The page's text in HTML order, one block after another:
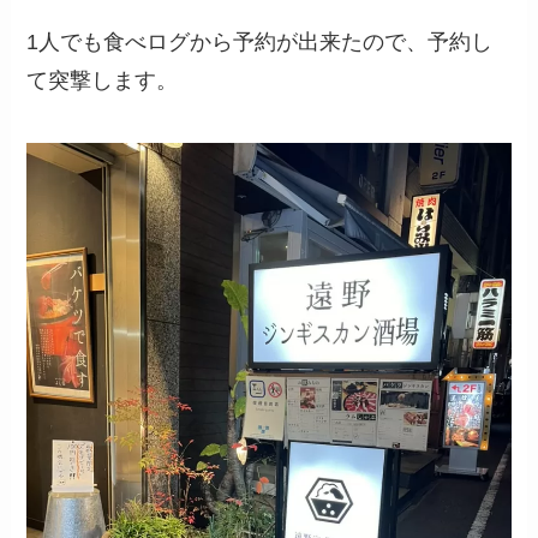
1人でも食べログから予約が出来たので、予約し
て突撃します。